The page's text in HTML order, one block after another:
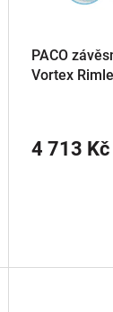
PACO
Vortex
4 713 Kč